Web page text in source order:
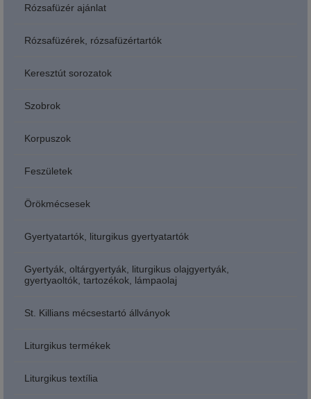
Rózsafüzér ajánlat
Rózsafüzérek, rózsafüzértartók
Keresztút sorozatok
Szobrok
Korpuszok
Feszületek
Örökmécsesek
Gyertyatartók, liturgikus gyertyatartók
Gyertyák, oltárgyertyák, liturgikus olajgyertyák,
gyertyaoltók, tartozékok, lámpaolaj
St. Killians mécsestartó állványok
Liturgikus termékek
Liturgikus textília